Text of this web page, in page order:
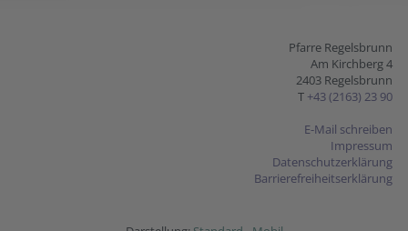
Pfarre Regelsbrunn
Am Kirchberg 4
2403 Regelsbrunn
T +43 (2163) 23 90
E-Mail schreiben
Impressum
Datenschutzerklärung
Barrierefreiheitserklärung